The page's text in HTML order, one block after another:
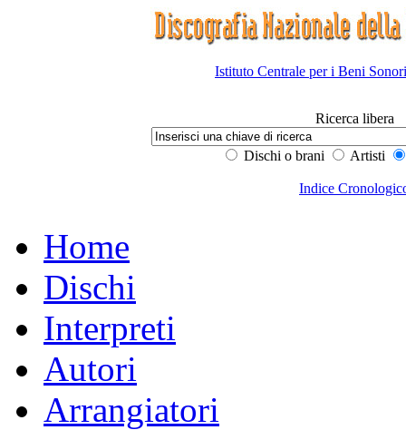
Istituto Centrale per i Beni
Ricerca libera
Dischi o brani Artisti
Indice
Home
Dischi
Interpreti
Autori
Arrangiatori